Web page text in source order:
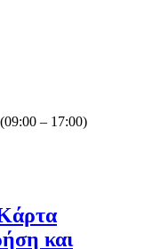
– 17:00)
και